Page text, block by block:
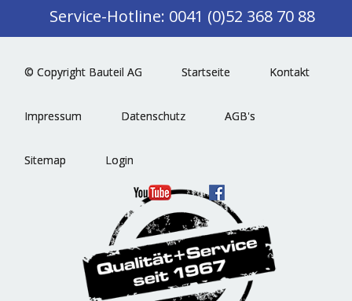
Service-Hotline: 0041 (0)52 368 70 88
© Copyright Bauteil AG Startseite Kontakt
Impressum Datenschutz AGB's
Sitemap Login